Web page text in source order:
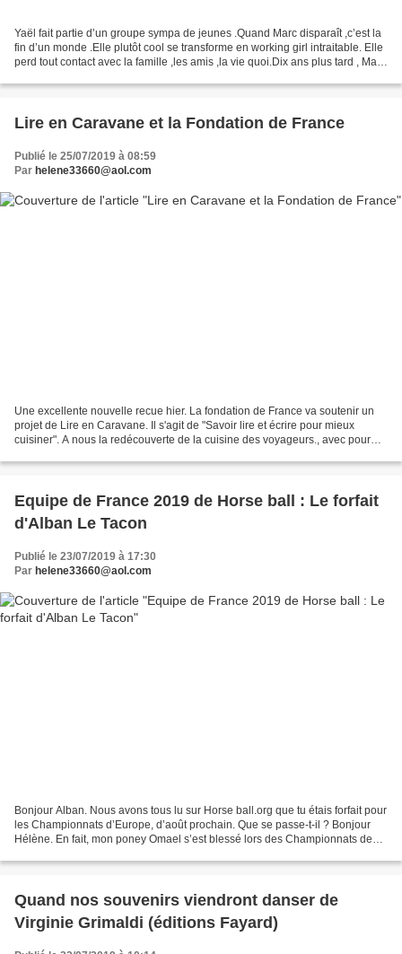
Yaël fait partie d’un groupe sympa de jeunes .Quand Marc disparaît ,c’est la
fin d’un monde .Elle plutôt cool se transforme en working girl intraitable. Elle
perd tout contact avec la famille ,les amis ,la vie quoi.Dix ans plus tard , Marc
Lire en Caravane et la Fondation de France
Publié le 25/07/2019 à 08:59
Par helene33660@aol.com
Une excellente nouvelle recue hier. La fondation de France va soutenir un
projet de Lire en Caravane. Il s'agit de "Savoir lire et écrire pour mieux
cuisiner". A nous la redécouverte de la cuisine des voyageurs., avec pour
Equipe de France 2019 de Horse ball : Le forfait
d'Alban Le Tacon
Publié le 23/07/2019 à 17:30
Par helene33660@aol.com
Bonjour Alban. Nous avons tous lu sur Horse ball.org que tu étais forfait pour
les Championnats d’Europe, d’août prochain. Que se passe-t-il ? Bonjour
Hélène. En fait, mon poney Omael s’est blessé lors des Championnats de
Quand nos souvenirs viendront danser de
Virginie Grimaldi (éditions Fayard)